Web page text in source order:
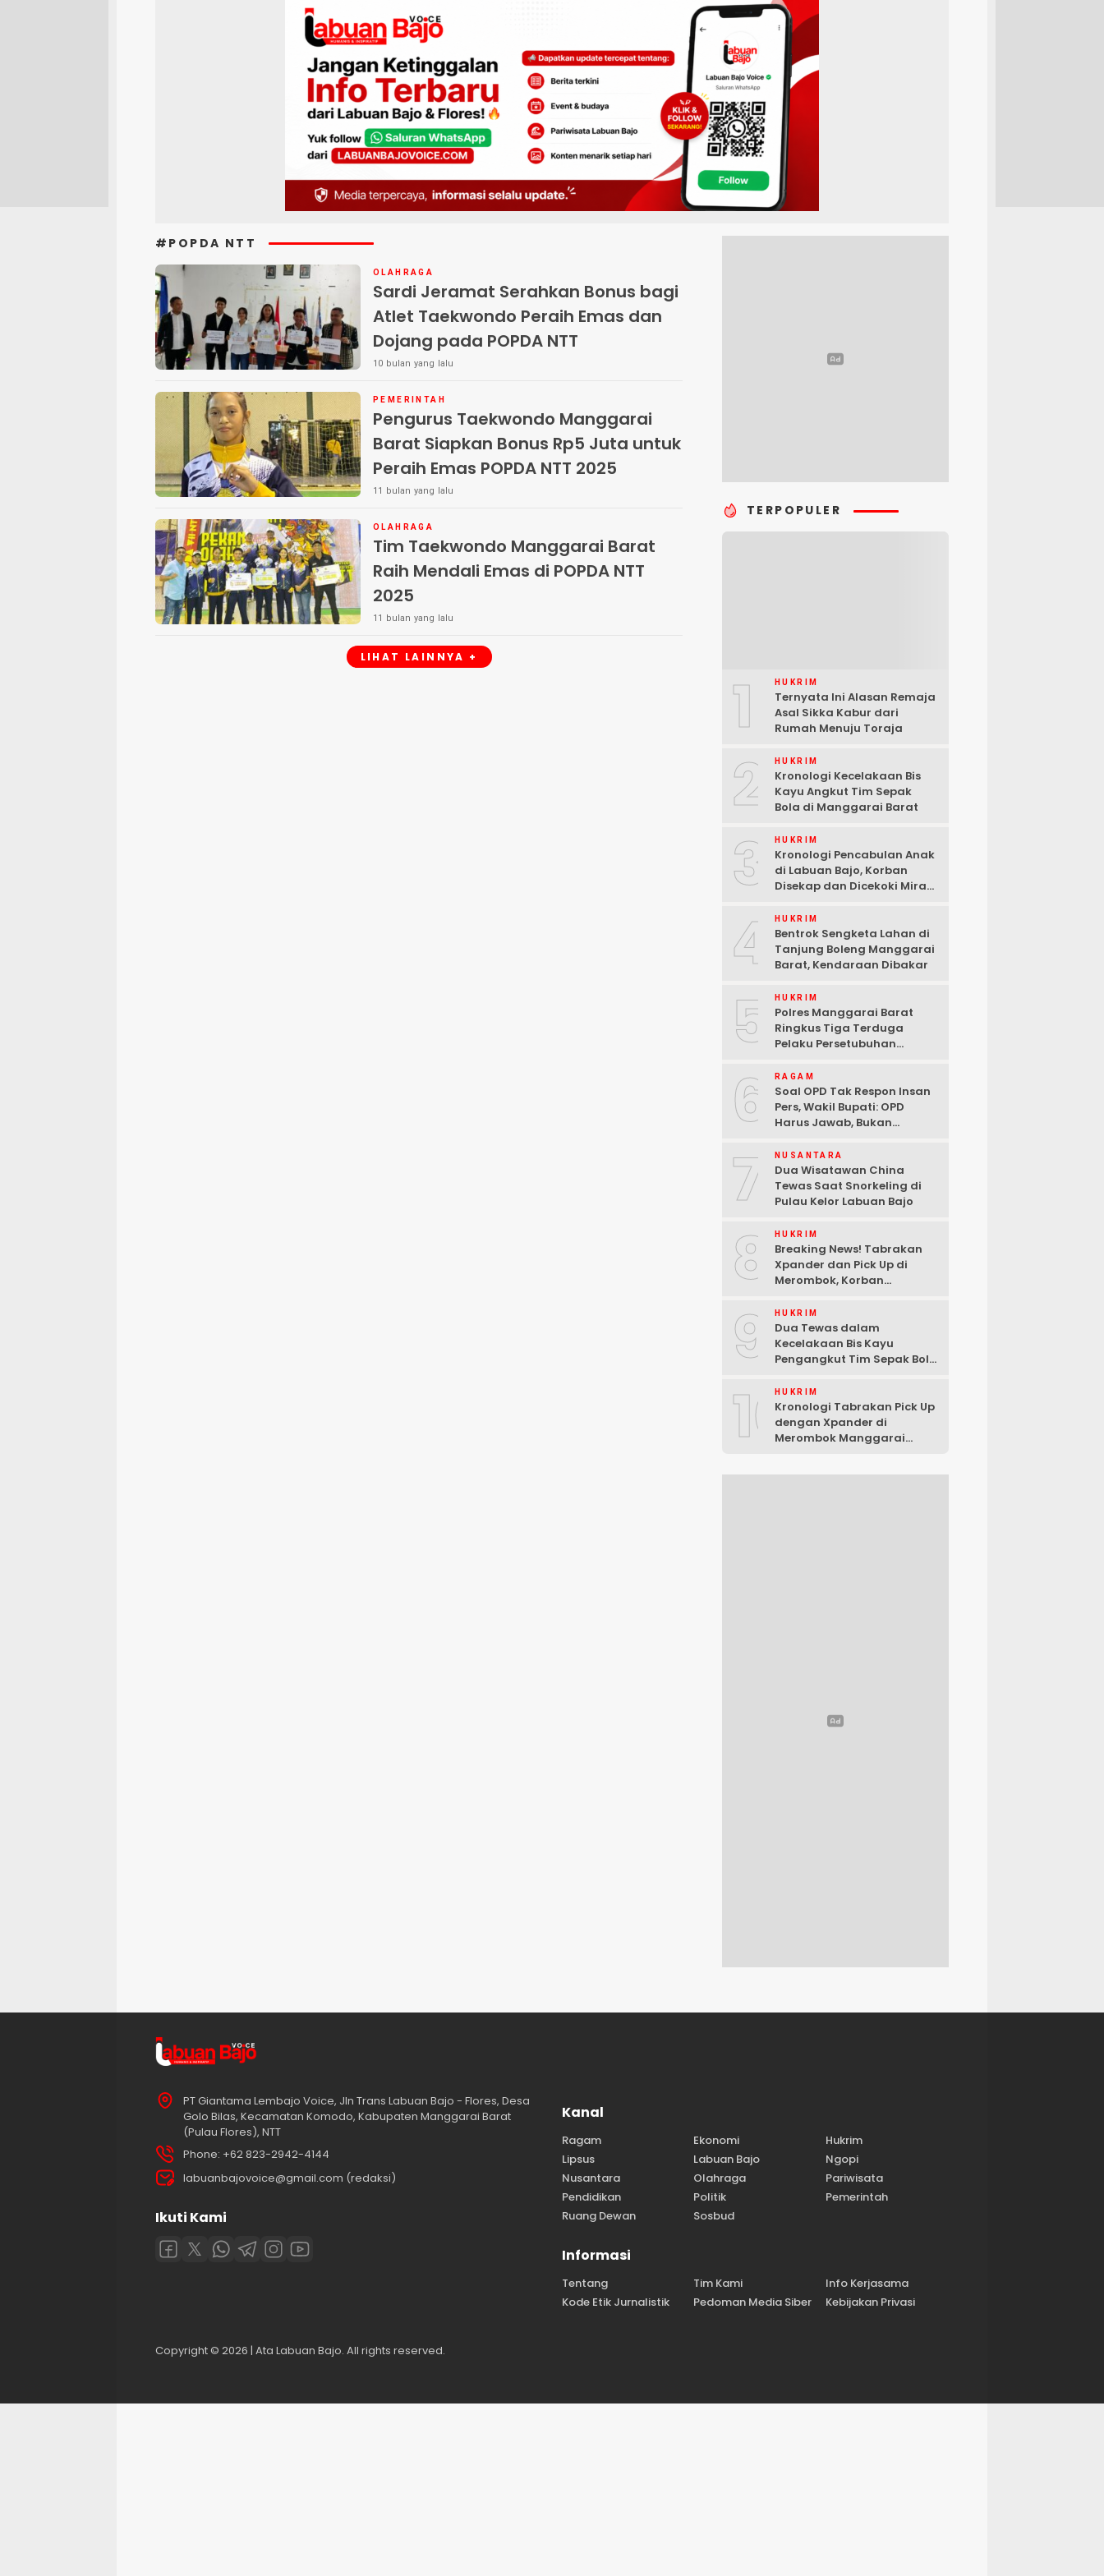
#POPDA NTT
OLAHRAGA
Sardi Jeramat Serahkan Bonus bagi
Atlet Taekwondo Peraih Emas dan
Dojang pada POPDA NTT
10 bulan yang lalu
PEMERINTAH
Pengurus Taekwondo Manggarai
Barat Siapkan Bonus Rp5 Juta untuk
Peraih Emas POPDA NTT 2025
11 bulan yang lalu
OLAHRAGA
Tim Taekwondo Manggarai Barat
Raih Mendali Emas di POPDA NTT
2025
11 bulan yang lalu
LIHAT LAINNYA +
TERPOPULER
1 HUKRIM
Ternyata Ini Alasan Remaja
Asal Sikka Kabur dari
Rumah Menuju Toraja
2 HUKRIM
Kronologi Kecelakaan Bis
Kayu Angkut Tim Sepak
Bola di Manggarai Barat
3 HUKRIM
Kronologi Pencabulan Anak
di Labuan Bajo, Korban
Disekap dan Dicekoki Miras,
4 HUKRIM
Bentrok Sengketa Lahan di
Tanjung Boleng Manggarai
Barat, Kendaraan Dibakar
5 HUKRIM
Polres Manggarai Barat
Ringkus Tiga Terduga
Pelaku Persetubuhan
Bajo
6 RAGAM
Soal OPD Tak Respon Insan
Pers, Wakil Bupati: OPD
Harus Jawab, Bukan
7 NUSANTARA
Dua Wisatawan China
Tewas Saat Snorkeling di
Pulau Kelor Labuan Bajo
8 HUKRIM
Breaking News! Tabrakan
Xpander dan Pick Up di
Merombok, Korban
9 HUKRIM
Dua Tewas dalam
Kecelakaan Bis Kayu
Pengangkut Tim Sepak Bola
10HUKRIM
Kronologi Tabrakan Pick Up
dengan Xpander di
Merombok Manggarai
PT Giantama Lembajo Voice, Jln Trans Labuan Bajo - Flores, Desa
Golo Bilas, Kecamatan Komodo, Kabupaten Manggarai Barat
(Pulau Flores), NTT
Phone: +62 823-2942-4144
labuanbajovoice@gmail.com (redaksi)
Ikuti Kami
Kanal
Ragam Ekonomi
Hukrim
Lipsus
Labuan Bajo
Ngopi
Nusantara
Olahraga
Pariwisata
Pendidikan
Politik
Pemerintah
Ruang Dewan
Sosbud
Informasi
Tentang Tim Kami
Info Kerjasama
Kode Etik Jurnalistik
Pedoman Media Siber Kebijakan Privasi
Copyright © 2026 | Ata Labuan Bajo. All rights reserved.